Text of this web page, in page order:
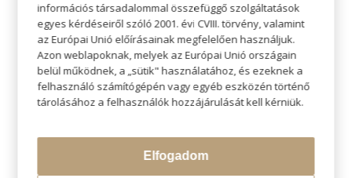
információs társadalommal összefüggő szolgáltatások
egyes kérdéseiről szóló 2001. évi CVIII. törvény, valamint
az Európai Unió előírásainak megfelelően használjuk.
Azon weblapoknak, melyek az Európai Unió országain
belül működnek, a „sütik" használatához, és ezeknek a
felhasználó számítógépén vagy egyéb eszközén történő
tárolásához a felhasználók hozzájárulását kell kérniük.
Elfogadom